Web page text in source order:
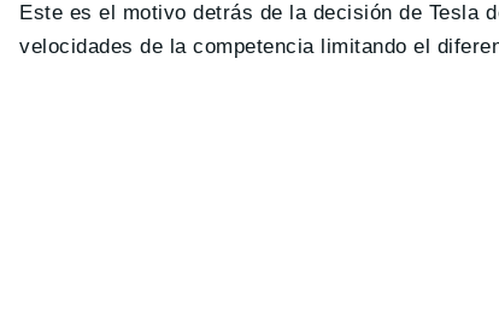
Este es el motivo detrás de la decisión de Tesla
velocidades de la competencia limitando el